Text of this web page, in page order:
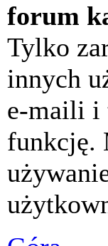
forum
Tylko
innych
e-maili i
funkcję.